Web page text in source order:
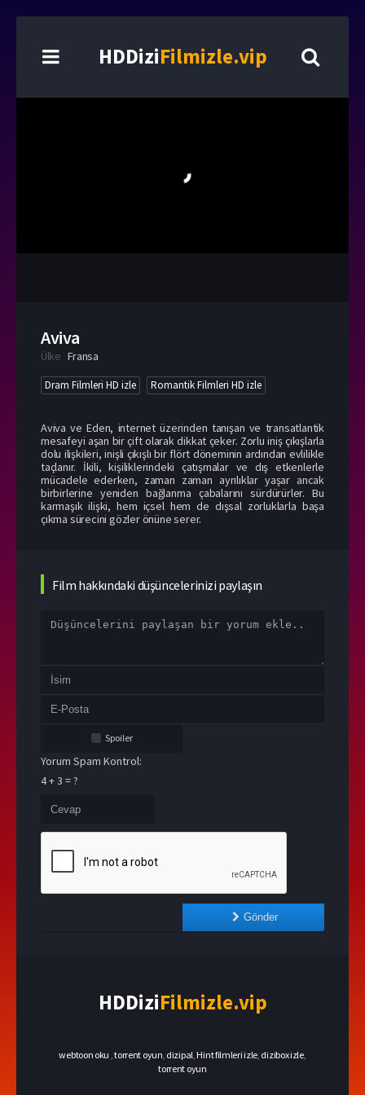
HDDiziFilmizle.vip
Aviva
Ülke Fransa
Dram Filmleri HD izle Romantik Filmleri HD izle
Aviva ve Eden, internet üzerinden tanışan ve transatlantik
mesafeyi aşan bir çift olarak dikkat çeker. Zorlu iniş çıkışlarla
dolu ilişkileri, inişli çıkışlı bir flört döneminin ardından evlilikle
taçlanır. İkili, kişiliklerindeki çatışmalar ve dış etkenlerle
mücadele ederken, zaman zaman ayrılıklar yaşar ancak
birbirlerine yeniden bağlanma çabalarını sürdürürler. Bu
karmaşık ilişki, hem içsel hem de dışsal zorluklarla başa
çıkma sürecini gözler önüne serer.
Film hakkındaki düşüncelerinizi paylaşın
Spoiler
Yorum Spam Kontrol:
4 + 3 = ?
Gönder
HDDiziFilmizle.vip
webtoon oku ,torrent oyun dizipal Hint filmleri izle dizibox izle,
torrent oyun